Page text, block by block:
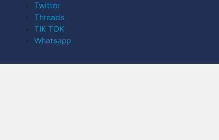
Twitter
Threads
TIK TOK
Whatsapp